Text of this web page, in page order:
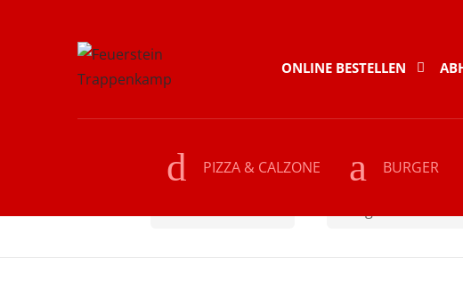
Skip
to
Skip
to
ONLINE BESTELLEN
PIZZA & CALZONE BURGER